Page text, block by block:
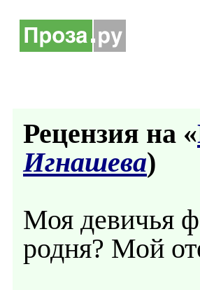
Рецензия на «
Игнашева)
Моя девичья
родня? Мой